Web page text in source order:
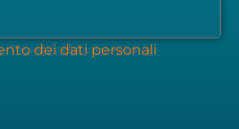
dei dati personali